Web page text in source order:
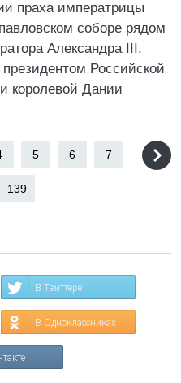
праха императрицы
соборе рядом
Александра III.
Российской
королевой Дании
5 6 7
139
В Твиттере
В Одноклассниках